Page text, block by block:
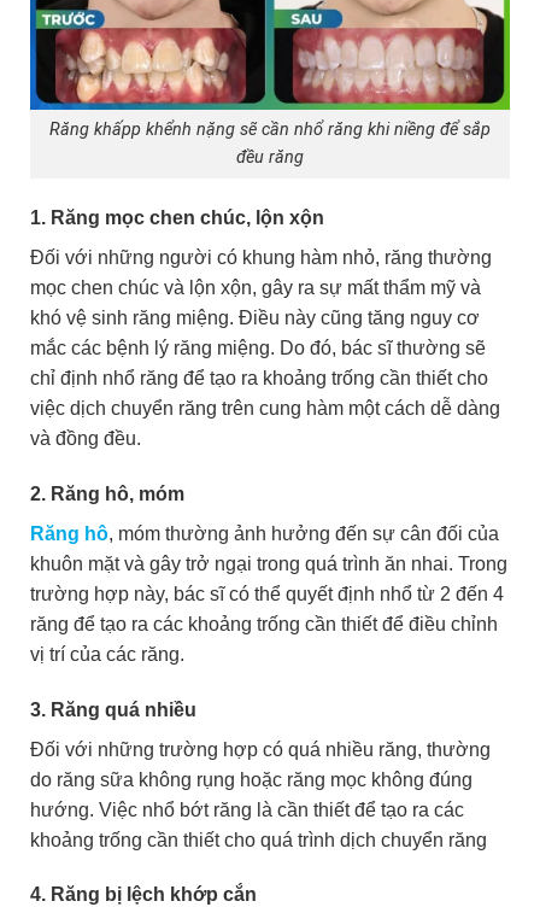
Răng khấpp khểnh nặng sẽ cần nhổ răng khi niềng để sắp
đều răng
1. Răng mọc chen chúc, lộn xộn
Đối với những người có khung hàm nhỏ, răng thường
mọc chen chúc và lộn xộn, gây ra sự mất thẩm mỹ và
khó vệ sinh răng miệng. Điều này cũng tăng nguy cơ
mắc các bệnh lý răng miệng. Do đó, bác sĩ thường sẽ
chỉ định nhổ răng để tạo ra khoảng trống cần thiết cho
việc dịch chuyển răng trên cung hàm một cách dễ dàng
và đồng đều.
2. Răng hô, móm
Răng hô, móm thường ảnh hưởng đến sự cân đối của
khuôn mặt và gây trở ngại trong quá trình ăn nhai. Trong
trường hợp này, bác sĩ có thể quyết định nhổ từ 2 đến 4
răng để tạo ra các khoảng trống cần thiết để điều chỉnh
vị trí của các răng.
3. Răng quá nhiều
Đối với những trường hợp có quá nhiều răng, thường
do răng sữa không rụng hoặc răng mọc không đúng
hướng. Việc nhổ bớt răng là cần thiết để tạo ra các
khoảng trống cần thiết cho quá trình dịch chuyển răng
4. Răng bị lệch khớp cắn